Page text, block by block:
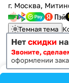
г. Москва,
Темная тема
© 2011 - 2026
Нет скидки
Звоните,
оформлении